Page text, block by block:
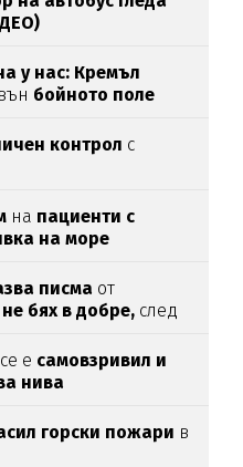
у нас: Кремъл
бойното поле
контрол с
на пациенти с
на море
писма от
бях в добре, след
се е самовзривил и
нива
горски пожари в